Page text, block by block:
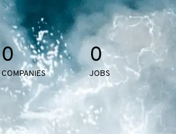
0
COMPANIES
0
JOBS